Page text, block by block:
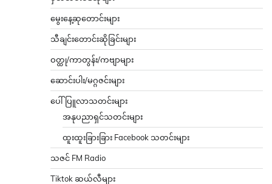
မွေးနေ့ဆုတောင်းများ
သီချင်းတောင်းဆိုခြင်းများ
ဝတ္ထု/ကာတွန်း/ကဗျာများ
ဆောင်းပါး/မဂ္ဂဇင်းများ
ပေါ်ပြူလာသတင်းများ
အနုပညာရှင်သတင်းများ
ထူးထူးခြားခြား Facebook သတင်းများ
သဇင် FM Radio
Tiktok ဆယ်လီများ